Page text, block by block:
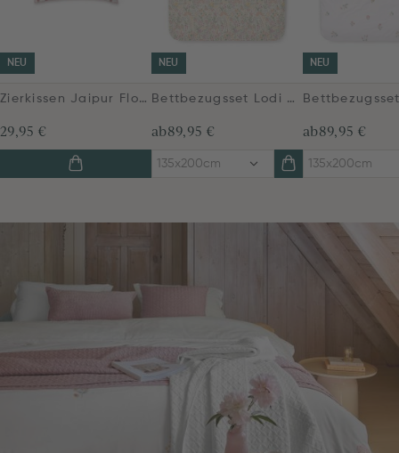
NEU
Zierkissen Jaipur Flower Hellrosa
29,95 €
NEU
Bettbezugsset Lodi Garden Gebrochen Weiß
ab89,95 €
135x200cm
NEU
ab89,95 €
135x200cm